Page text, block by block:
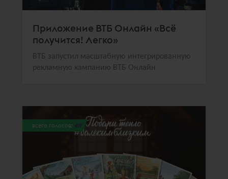
Приложение ВТБ Онлайн «Всё
получится! Легко»
ВТБ запустил масштабную интегрированную
рекламную кампанию ВТБ Онлайн
всего голосов: 419